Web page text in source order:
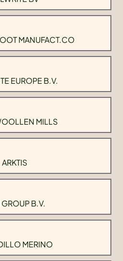
MANUFACT.CO
EUROPE B.V.
MILLS
ARKTIS
GROUP B.V.
MERINO